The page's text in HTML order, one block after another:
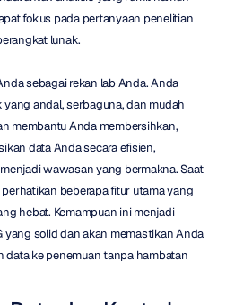
fokus pada pertanyaan penelitian
lunak.
sebagai rekan lab Anda. Anda
andal, serbaguna, dan mudah
membantu Anda membersihkan,
data Anda secara efisien,
wawasan yang bermakna. Saat
beberapa fitur utama yang
hebat. Kemampuan ini menjadi
yang solid dan akan memastikan Anda
data ke penemuan tanpa hambatan